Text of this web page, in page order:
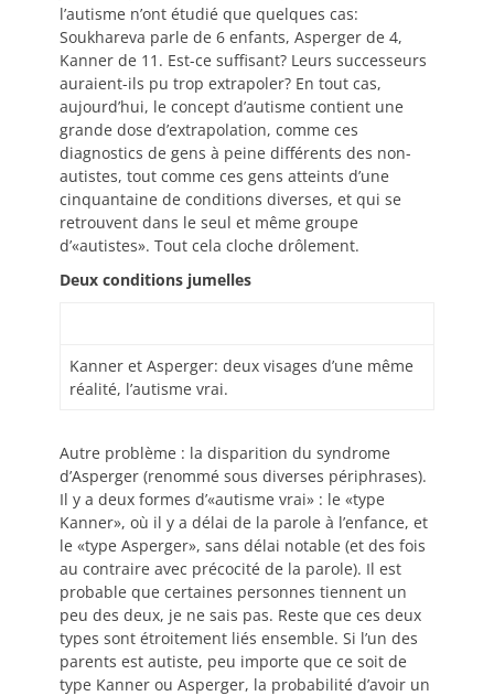
l’autisme n’ont étudié que quelques cas:
Soukhareva parle de 6 enfants, Asperger de 4,
Kanner de 11. Est-ce suffisant? Leurs successeurs
auraient-ils pu trop extrapoler? En tout cas,
aujourd’hui, le concept d’autisme contient une
grande dose d’extrapolation, comme ces
diagnostics de gens à peine différents des non-
autistes, tout comme ces gens atteints d’une
cinquantaine de conditions diverses, et qui se
retrouvent dans le seul et même groupe
d’«autistes». Tout cela cloche drôlement.
Deux conditions jumelles
Kanner et Asperger: deux visages d’une même
réalité, l’autisme vrai.
Autre problème : la disparition du syndrome
d’Asperger (renommé sous diverses périphrases).
Il y a deux formes d’«autisme vrai» : le «type
Kanner», où il y a délai de la parole à l’enfance, et
le «type Asperger», sans délai notable (et des fois
au contraire avec précocité de la parole). Il est
probable que certaines personnes tiennent un
peu des deux, je ne sais pas. Reste que ces deux
types sont étroitement liés ensemble. Si l’un des
parents est autiste, peu importe que ce soit de
type Kanner ou Asperger, la probabilité d’avoir un